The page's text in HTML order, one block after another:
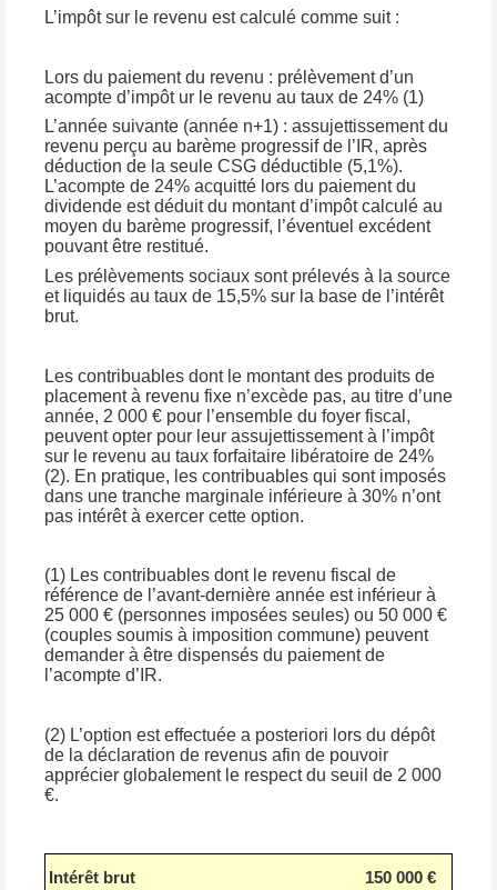
L’impôt sur le revenu est calculé comme suit :
Lors du paiement du revenu : prélèvement d’un
acompte d’impôt ur le revenu au taux de 24% (1)
L’année suivante (année n+1) : assujettissement du
revenu perçu au barème progressif de l’IR, après
déduction de la seule CSG déductible (5,1%).
L’acompte de 24% acquitté lors du paiement du
dividende est déduit du montant d’impôt calculé au
moyen du barème progressif, l’éventuel excédent
pouvant être restitué.
Les prélèvements sociaux sont prélevés à la source
et liquidés au taux de 15,5% sur la base de l’intérêt
brut.
Les contribuables dont le montant des produits de
placement à revenu fixe n’excède pas, au titre d’une
année, 2 000 € pour l’ensemble du foyer fiscal,
peuvent opter pour leur assujettissement à l’impôt
sur le revenu au taux forfaitaire libératoire de 24%
(2). En pratique, les contribuables qui sont imposés
dans une tranche marginale inférieure à 30% n’ont
pas intérêt à exercer cette option.
(1) Les contribuables dont le revenu fiscal de
référence de l’avant-dernière année est inférieur à
25 000 € (personnes imposées seules) ou 50 000 €
(couples soumis à imposition commune) peuvent
demander à être dispensés du paiement de
l’acompte d’IR.
(2) L’option est effectuée a posteriori lors du dépôt
de la déclaration de revenus afin de pouvoir
apprécier globalement le respect du seuil de 2 000
€.
Intérêt brut 150 000 €